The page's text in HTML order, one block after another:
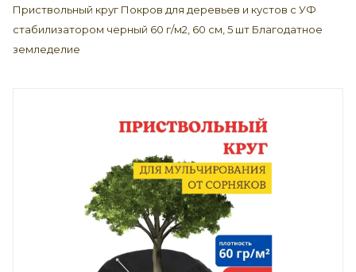
Приствольный круг Покров для деревьев и кустов с УФ
стабилизатором черный 60 г/м2, 60 см, 5 шт Благодатное
земледелие